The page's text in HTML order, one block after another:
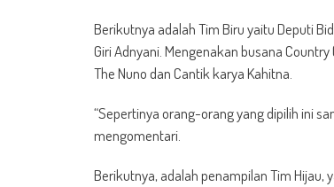
Berikutnya adalah Tim Biru yaitu Deputi
Giri Adnyani. Mengenakan busana
The Nuno dan Cantik karya Kahitna.
“Sepertinya orang-orang yang dipilih ini
mengomentari.
Berikutnya, adalah penampilan Tim Hijau,